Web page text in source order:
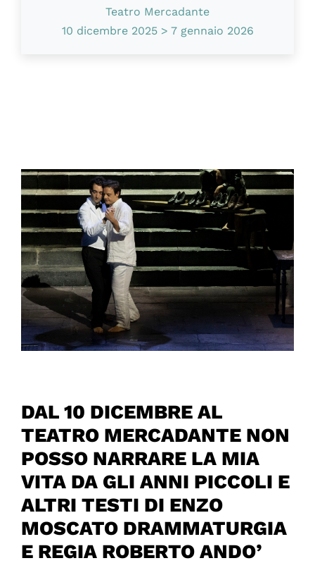
Teatro Mercadante
10 dicembre 2025 > 7 gennaio 2026
DAL 10 DICEMBRE AL
TEATRO MERCADANTE NON
POSSO NARRARE LA MIA
VITA DA GLI ANNI PICCOLI E
ALTRI TESTI DI ENZO
MOSCATO DRAMMATURGIA
E REGIA ROBERTO ANDO’